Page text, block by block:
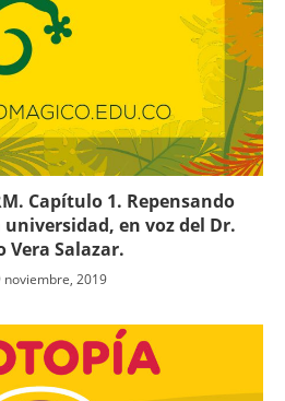
Capítulo 1. Repensando
universidad, en voz del Dr.
Vera Salazar.
noviembre, 2019